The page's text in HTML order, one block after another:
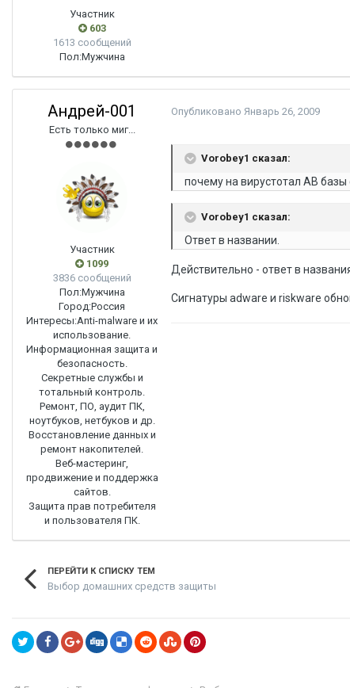
Участник
603
1613 сообщений
Пол:Мужчина
Андрей-001
Есть только миг...
Участник
1099
3836 сообщений
Пол:Мужчина
Город:Россия
Интересы:Anti-malware и их
использование.
Информационная защита и
безопасность.
Секретные службы и
тотальный контроль.
Ремонт, ПО, аудит ПК,
ноутбуков, нетбуков и др.
Восстановление данных и
ремонт накопителей.
Веб-мастеринг,
продвижение и поддержка
сайтов.
Защита прав потребителя
и пользователя ПК.
Опубликовано Январь 26, 2009
Vorobey1 сказал:
почему на вирустотал АВ
Vorobey1 сказал:
Ответ в названии.
Действительно - ответ в
Cигнатуры adware и riskware
ПЕРЕЙТИ К СПИСКУ ТЕМ
Выбор домашних средств защиты